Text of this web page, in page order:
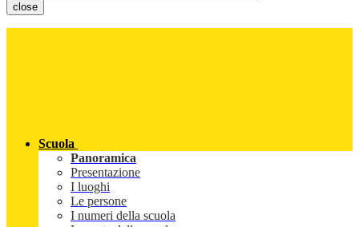
close
Scuola
Panoramica
Presentazione
I luoghi
Le persone
I numeri della scuola